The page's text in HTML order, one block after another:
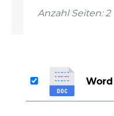
Anzahl Seiten: 2
Word